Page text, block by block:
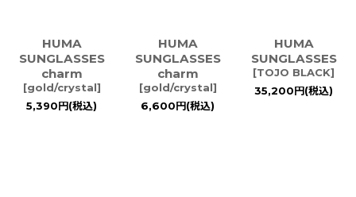
HUMA
SUNGLASSES
charm
[gold/crystal]
5,390円(税込)
HUMA
SUNGLASSES
charm
[gold/crystal]
6,600円(税込)
HUMA
SUNGLASSES
[TOJO BLACK]
35,200円(税込)